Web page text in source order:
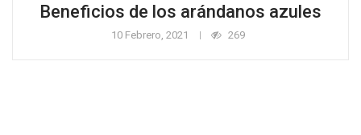
Beneficios de los arándanos azules
10 Febrero, 2021 269